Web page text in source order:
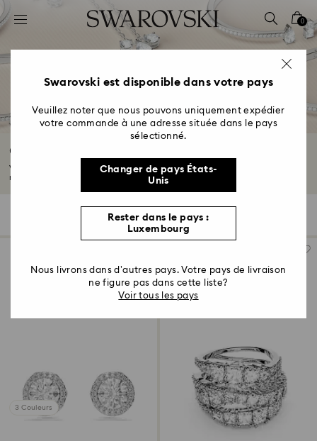
Accesskeys list
2 - Footer
4 - Search results
0
Collection Essentials
Venez découvrir vos nouvelles pièces préférées pour tous les jours. Ces
magnifiques...
Filtres
Filtres
3 Couleurs
Swarovski est disponible dans votre pays
Veuillez noter que nous pouvons uniquement expédier
votre commande à une adresse située dans le pays
sélectionné.
Changer de pays États-
Unis
Rester dans le pays :
Luxembourg
Nous livrons dans d’autres pays. Votre pays de livraison
ne figure pas dans cette liste?
Voir tous les pays